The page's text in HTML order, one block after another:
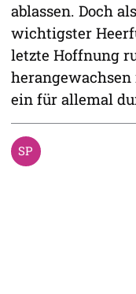
ablassen. Doch
wichtigster
letzte Hoffnung
ein für allemal